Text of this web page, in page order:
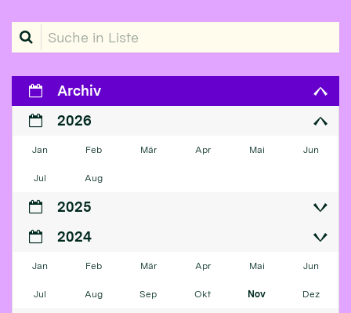
Suche in Liste
Archiv
2026
Jan Feb Mär Apr Mai Jun
Jul Aug
2025
2024
Jan Feb Mär Apr Mai Jun
Jul Aug Sep Okt Nov Dez